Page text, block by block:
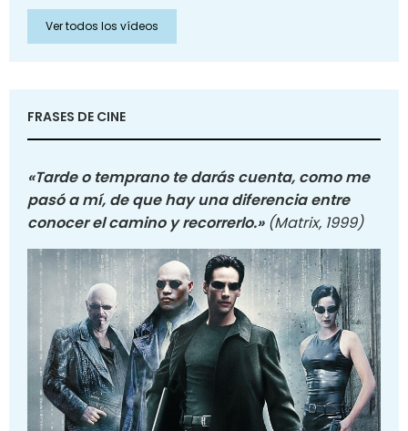
Ver todos los vídeos
FRASES DE CINE
«Tarde o temprano te darás cuenta, como me
pasó a mí, de que hay una diferencia entre
conocer el camino y recorrerlo.» (Matrix, 1999)